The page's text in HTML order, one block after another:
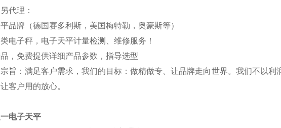
代理：
品牌（德国赛多利斯，美国梅特勒，奥豪斯等）
电子秤，电子天平计量检测、维修服务！
，免费提供详细产品参数，指导选型
旨：满足客户需求，我们的目标：做精做专、让品牌走向世界。我们不以
客户用的放心。
电子天平